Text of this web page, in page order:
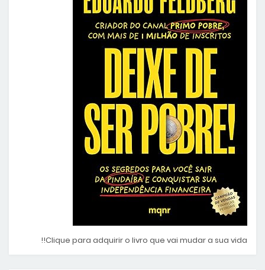
Clique para adquirir o livro que vai mudar a sua vida!!